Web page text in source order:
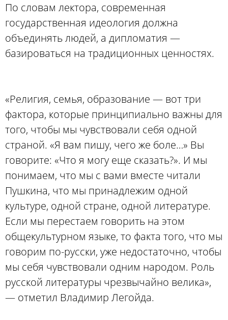
По словам лектора, современная
государственная идеология должна
объединять людей, а дипломатия —
базироваться на традиционных ценностях.
«Религия, семья, образование — вот три
фактора, которые принципиально важны для
того, чтобы мы чувствовали себя одной
страной. «Я вам пишу, чего же боле…» Вы
говорите: «Что я могу еще сказать?». И мы
понимаем, что мы с вами вместе читали
Пушкина, что мы принадлежим одной
культуре, одной стране, одной литературе.
Если мы перестаем говорить на этом
общекультурном языке, то факта того, что мы
говорим по-русски, уже недостаточно, чтобы
мы себя чувствовали одним народом. Роль
русской литературы чрезвычайно велика»,
— отметил Владимир Легойда.